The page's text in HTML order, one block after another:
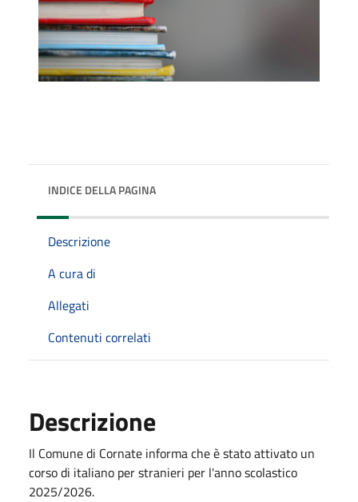
INDICE DELLA PAGINA
Descrizione
A cura di
Allegati
Contenuti correlati
Descrizione
Il Comune di Cornate informa che è stato attivato un
corso di italiano per stranieri per l'anno scolastico
2025/2026.